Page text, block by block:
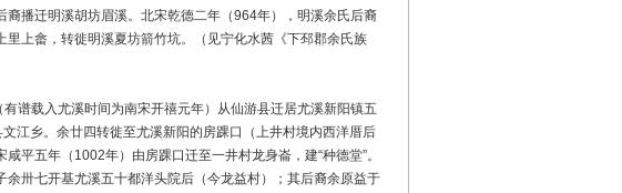
播迁明溪胡坊眉溪。北宋乾德二年（964年），明溪余氏后裔
上畲，转徙明溪夏坊箭竹坑。（见宁化水茜《下邳郡余氏族
谱载入尤溪时间为南宋开禧元年）从仙游县迁居尤溪新阳镇五
江乡。余廿四转徙至尤溪新阳的房踝口（上井村境内西洋厝后
平五年（1002年）由房踝口迁至一井村龙身崙，建“种德堂”。
卅七开基尤溪五十都洋头院后（今龙益村）；其后裔余原益于